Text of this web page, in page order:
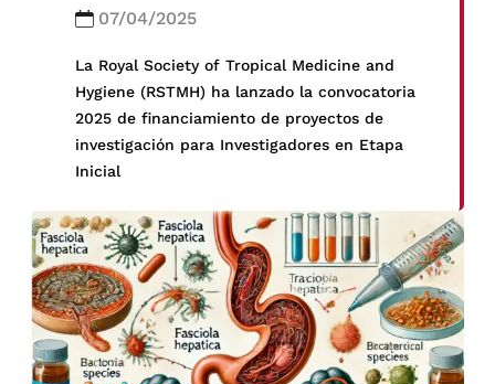
07/04/2025
La Royal Society of Tropical Medicine and
Hygiene (RSTMH) ha lanzado la convocatoria
2025 de financiamiento de proyectos de
investigación para Investigadores en Etapa
Inicial